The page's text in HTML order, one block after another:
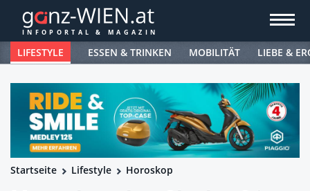
LIFESTYLE ESSEN & TRINKEN MOBILITÄT LIEBE &
Startseite Lifestyle Horoskop